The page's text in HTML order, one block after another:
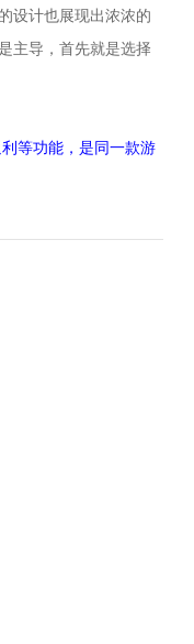
设计也展现出浓浓的
主导，首先就是选择
等功能，是同一款游